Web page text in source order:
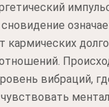
кармических
вибраций,